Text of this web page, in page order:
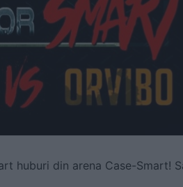
huburi din arena Case-Smart!